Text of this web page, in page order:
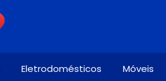
Eletrodomésticos Móveis